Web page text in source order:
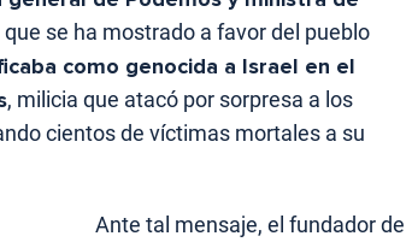
que se ha mostrado a favor del pueblo
como genocida a Israel en el
, milicia que atacó por sorpresa a los
cientos de víctimas mortales a su
Ante tal mensaje, el fundador de